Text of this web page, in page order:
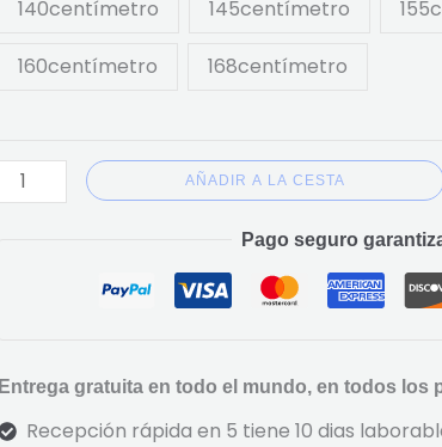
140centímetro 145centímetro
160centímetro 168centímetro
AÑADIR A LA CESTA
Pago seguro
Entrega gratuita en todo el mundo, en todos los
Recepción rápida en 5 tiene 10 dias